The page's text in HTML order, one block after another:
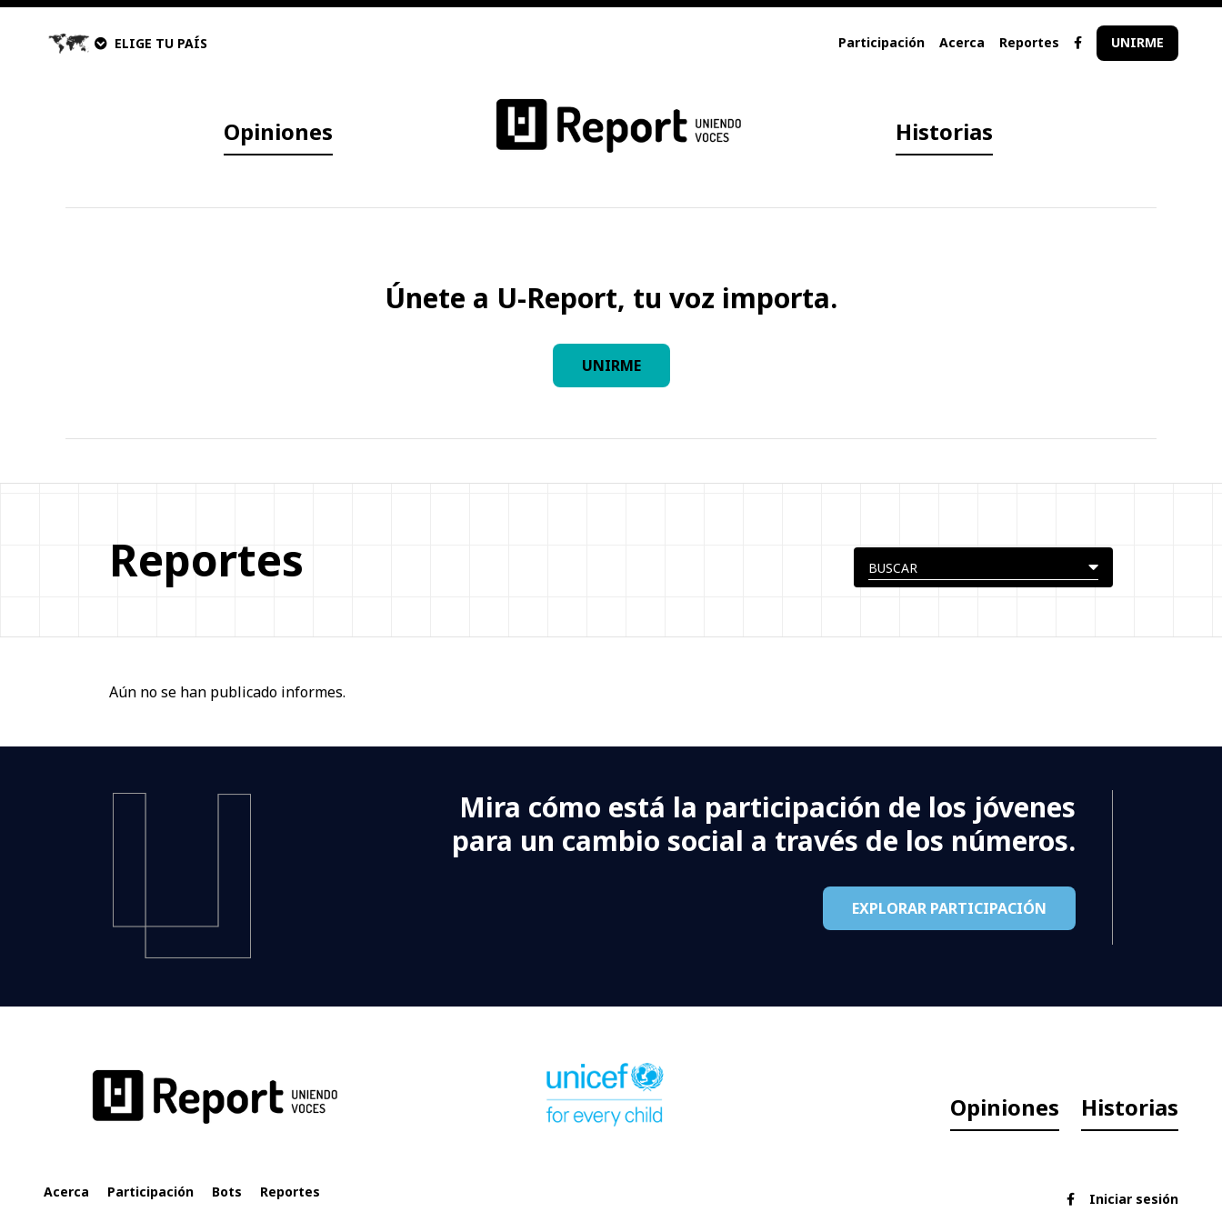
ELIGE TU PAÍS Participación Acerca Reportes UNIRME
Opiniones Historias
Únete a U-Report, tu voz importa.
UNIRME
Reportes
Aún no se han publicado informes.
Mira cómo está la participación de los jóvenes
para un cambio social a través de los números.
EXPLORAR PARTICIPACIÓN
Opiniones Historias
Acerca Participación Bots Reportes Iniciar sesión